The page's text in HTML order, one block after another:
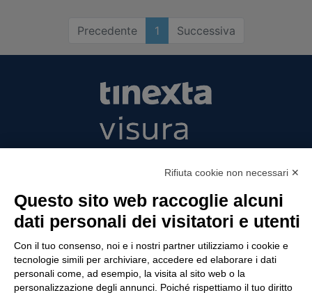
Precedente 1 Successiva
Piazzale Flaminio 1/b, 00196 Roma, Italia
Società con Socio Unico
Società soggetta alla direzione e coordinamento
di Tinexta SpA
P.IVA 05338771008 REA n. 877679
UTILITÀ
Rifiuta cookie non necessari ✕
Questo sito web raccoglie alcuni
dati personali dei visitatori e utenti
Con il tuo consenso, noi e i nostri partner utilizziamo i cookie e
tecnologie simili per archiviare, accedere ed elaborare i dati
personali come, ad esempio, la visita al sito web o la
personalizzazione degli annunci. Poiché rispettiamo il tuo diritto